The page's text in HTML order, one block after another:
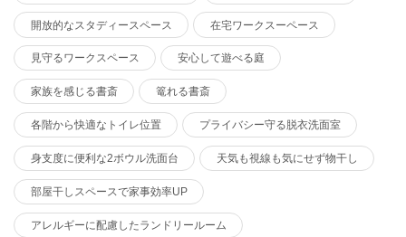
開放的なスタディースペース 在宅ワークスーペース
見守るワークスペース 安心して遊べる庭
家族を感じる書斎 篭れる書斎
各階から快適なトイレ位置 プライバシー守る脱衣洗面室
身支度に便利な2ボウル洗面台 天気も視線も気にせず物干し
部屋干しスペースで家事効率UP
アレルギーに配慮したランドリールーム